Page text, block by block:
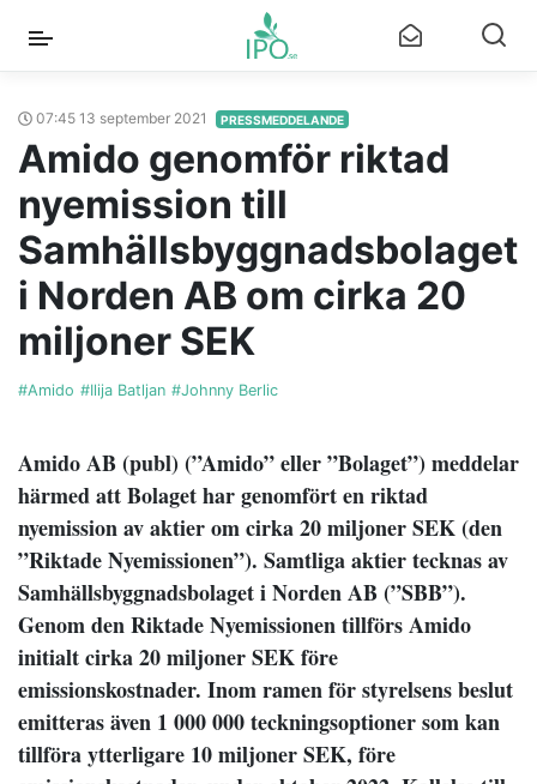
07:45 13 september 2021 PRESSMEDDELANDE
Amido genomför riktad
nyemission till
Samhällsbyggnadsbolaget
i Norden AB om cirka 20
miljoner SEK
#Amido #Ilija Batljan #Johnny Berlic
Amido AB (publ) (”Amido” eller ”Bolaget”) meddelar
härmed att Bolaget har genomfört en riktad
nyemission av aktier om cirka 20 miljoner SEK (den
”Riktade Nyemissionen”). Samtliga aktier tecknas av
Samhällsbyggnadsbolaget i Norden AB (”SBB”).
Genom den Riktade Nyemissionen tillförs Amido
initialt cirka 20 miljoner SEK före
emissionskostnader. Inom ramen för styrelsens beslut
emitteras även 1 000 000 teckningsoptioner som kan
tillföra ytterligare 10 miljoner SEK, före